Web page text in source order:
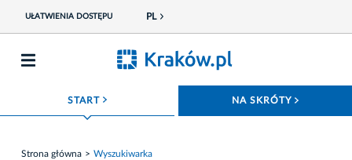
UŁATWIENIA DOSTĘPU PL
START ROZWIŃ MENU NA SKRÓTY
Strona główna Wyszukiwarka